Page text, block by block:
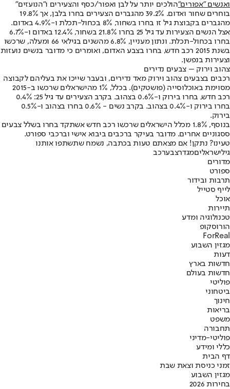
ואנשים "אפורים"הולכים יותר על לבן ואפור/כסף והצעירים ו"הנועזים"
בוחרים שחור ואדום. 39.2% מהגברים הצעירים בחרו בלבן, אך 19.8%
מהגברים בקבוצת גיל זו בחרו בשחור, 8% בכחול-תכלת ו-4.9% באדום.
אצל הנשים הצעירות עד גיל 25 בחרו 21.8% בשחור, 12.4% באדום ו-6.7%
בחרו בכחול-תכלת. ונתון מעניין, 6.8% מהשנים בגילאי 66 ומעלה, שרכשו
בשנת 2015 רכב חדש, בחרו בצבע האדום, ואומרים כי מדובר בנשים נועזות
וצעירות בנפשן.
צהוב וירוק – צבעים נדירים
רכבים בצבעים צהוב וירוק מאד נדירים, ובעבר שייכו את בעליהם לקבוצה
מסוימת באוכלוסייה (פושטקים). בכלל, 1% מהישראלים שרכשו ב-2015
רכב חדש, בחרו בירוק ו-0.6% בצהוב. בקרב הצעירים עד גיל 25: 0.4%
בחרו בירוק ו-0.4% בצהוב. בקרב נשים - 0.6% בחרו בצהוב ו-0.5%
בירוק.
בנוסף, 1.8% מכלל הישראלים שרכשו רכב חדש אשתקד בחרו בשלל צבעים
ססגוניים אחרים. מדובר בעיקר ברכבים ביבוא אישי וברכבי ספורט.
טעינו? נתקן! אם מצאתם טעות בכתבה, נשמח שתשתפו אותנו
גילישראליםמגדרצבערכב
מדורים
ספורט
תרבות ובידור
לייף סטייל
אוכל
תיירות
טכנולוגיה ומדע
הורוסקופ
ForReal
מגזין השבוע
דעות
חדשות בארץ
חדשות בעולם
פוליטי
ביטחוני
חינוך
בריאות
משפט
תחבורה
פוליטי-מדיני
כללי ומידע
דף הבית
זמני כניסת וצאת שבת
מגזין השבוע
בחירות 2026